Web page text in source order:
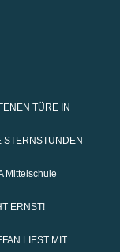
TÜRE IN
STERNSTUNDEN
Mittelschule
ERNST!
LIEST MIT